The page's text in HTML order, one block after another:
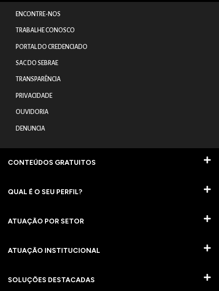
ENCONTRE-NOS
TRABALHE CONOSCO
PORTAL DO CREDENCIADO
SAC DO SEBRAE
TRANSPARÊNCIA
PRIVACIDADE
OUVIDORIA
DENUNCIA
CONTEÚDOS GRATUITOS
QUAL É O SEU PERFIL?
ATUAÇÃO POR SETOR
ATUAÇÃO INSTITUCIONAL
SOLUÇÕES DESTACADAS